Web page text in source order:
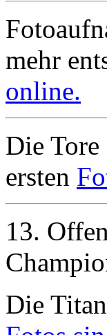
mehr
online.
Die
ersten
13.
Die